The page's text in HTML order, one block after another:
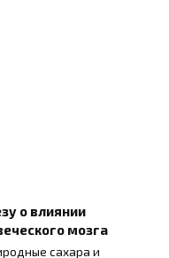
о влиянии
мозга
сахара и